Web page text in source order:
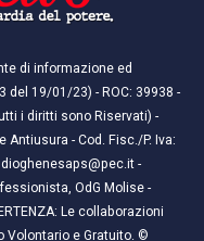
di informazione ed
19/01/23) - ROC: 39938 -
i diritti sono Riservati) -
Antiusura - Cod. Fisc./P. Iva:
-
OdG Molise -
Le collaborazioni
e Gratuito. ©